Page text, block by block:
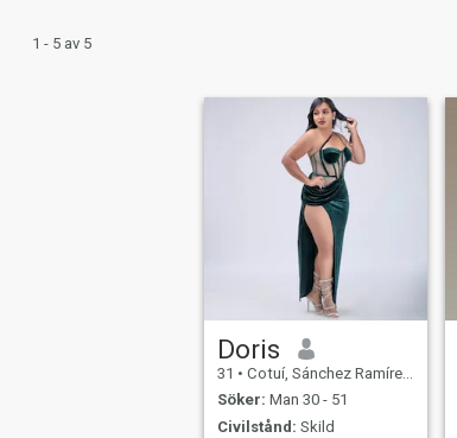
1 - 5 av 5
Doris
31 • Cotuí, Sánchez Ramírez, Dominikanska Rep.
Söker: Man 30 - 51
Civilstånd: Skild